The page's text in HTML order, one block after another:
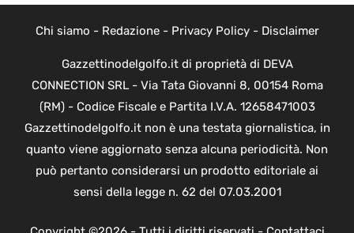
Chi siamo - Redazione- Privacy Policy- Disclaimer
Gazzettinodelgolfo.it di proprietà di DEVA
CONNECTION SRL - Via Tata Giovanni 8, 00154 Roma
(RM) - Codice Fiscale e Partita I.V.A. 12658471003
Gazzettinodelgolfo.it non è una testata giornalistica, in
quanto viene aggiornato senza alcuna periodicità. Non
può pertanto considerarsi un prodotto editoriale ai
sensi della legge n. 62 del 07.03.2001